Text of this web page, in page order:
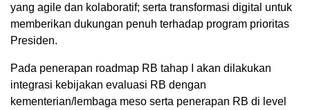
yang agile dan kolaboratif; serta transformasi digital untuk
memberikan dukungan penuh terhadap program prioritas
Presiden.
Pada penerapan roadmap RB tahap I akan dilakukan
integrasi kebijakan evaluasi RB dengan
kementerian/lembaga meso serta penerapan RB di level